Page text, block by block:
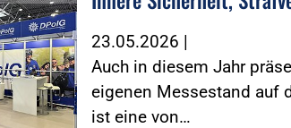
23.05.2026 |
Auch in diesem Jahr
eigenen Messestand auf
ist eine von…